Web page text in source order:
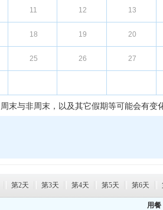
11 12 13
18 19 20
25 26 27
末与非周末，以及其它假期等可能会有变
第2天 第3天 第4天 第5天 第6天
用餐